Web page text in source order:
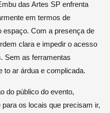
das Artes SP enfrenta
em termos de
espaço. Com a presença de
clara e impedir o acesso
Sem as ferramentas
to ar árdua e complicada.
do público do evento,
os locais que precisam ir,